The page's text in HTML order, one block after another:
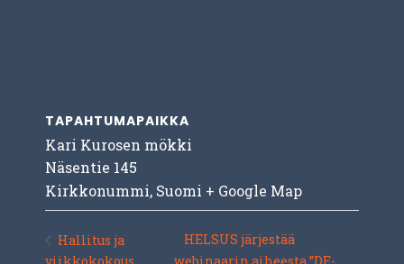
TAPAHTUMAPAIKKA
Kari Kurosen mökki
Näsentie 145
Kirkkonummi, Suomi + Google Map
Hallitus ja
HELSUS järjestää